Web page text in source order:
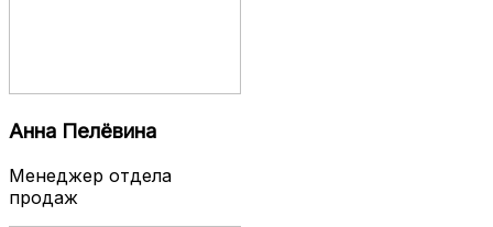
Анна Пелёвина
Менеджер отдела
продаж